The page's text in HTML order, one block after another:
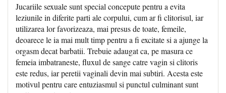
Jucariile sexuale sunt special concepute pentru a evita
leziunile in diferite parti ale corpului, cum ar fi clitorisul, iar
utilizarea lor favorizeaza, mai presus de toate, femeile,
deoarece le ia mai mult timp pentru a fi excitate si a ajunge la
orgasm decat barbatii. Trebuie adaugat ca, pe masura ce
femeia imbatraneste, fluxul de sange catre vagin si clitoris
este redus, iar peretii vaginali devin mai subtiri. Acesta este
motivul pentru care entuziasmul si punctul culminant sunt